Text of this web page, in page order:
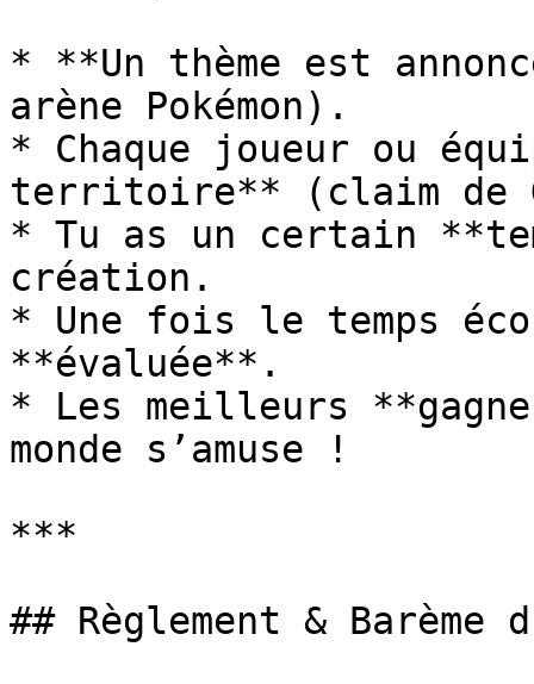
* **Un thème est
arène Pokémon).
* Chaque joueur ou
territoire** (claim de
* Tu as un certain
création.
* Une fois le temps
**évaluée**.
* Les meilleurs
monde s’amuse !
***
## Règlement & Barème